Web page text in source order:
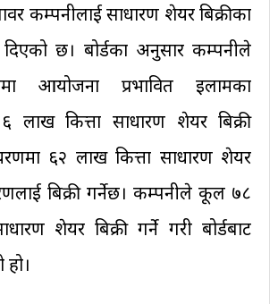
कम्पनीलाई साधारण शेयर बिक्रीका
दिएको छ। बोर्डका अनुसार कम्पनीले
आयोजना प्रभावित इलामका
लाख कित्ता साधारण शेयर बिक्री
६२ लाख कित्ता साधारण शेयर
बिक्री गर्नेछ। कम्पनीले कूल ७८
शेयर बिक्री गर्ने गरी बोर्डबाट